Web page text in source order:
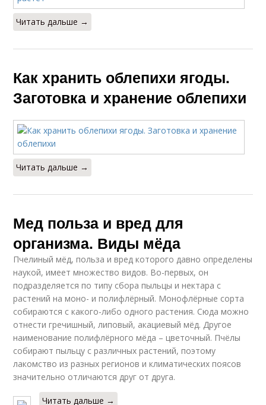
Читать дальше →
Как хранить облепихи ягоды.
Заготовка и хранение облепихи
Читать дальше →
Мед польза и вред для
организма. Виды мёда
Пчелиный мёд, польза и вред которого давно определены
наукой, имеет множество видов. Во-первых, он
подразделяется по типу сбора пыльцы и нектара с
растений на моно- и полифлёрный. Монофлёрные сорта
собираются с какого-либо одного растения. Сюда можно
отнести гречишный, липовый, акациевый мёд. Другое
наименование полифлёрного мёда – цветочный. Пчёлы
собирают пыльцу с различных растений, поэтому
лакомство из разных регионов и климатических поясов
значительно отличаются друг от друга.
Читать дальше →